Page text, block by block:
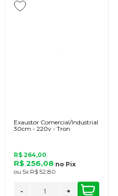
Exaustor Comercial/Industrial
30cm - 220v - Tron
R$ 264,00
R$ 256,08 no Pix
ou 5x R$ 52,80
- +